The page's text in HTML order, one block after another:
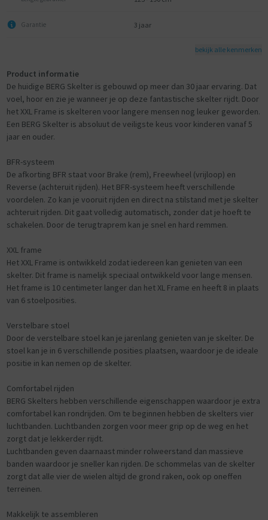
Garantie 3 jaar
bekijk alle kenmerken
Product informatie
De huidige BERG Skelter is gebouwd op meer dan 30 jaar ervaring. Dat
voel, hoor en zie je wanneer je op deze fantastische skelter rijdt. Door
het XXL Frame is skelteren voor langere mensen nog leuker geworden.
Een BERG Skelter is absoluut de veiligste keus voor kinderen vanaf 5
jaar en ouder.
BFR-systeem
De afkorting BFR staat voor Brake (rem), Freewheel (vrijloop) en
Reverse (achteruit rijden). Het BFR-systeem heeft verschillende
voordelen. Zo kan je vooruit rijden en direct na stilstand met je skelter
achteruit rijden. Dit gaat volledig automatisch, zonder dat je hoeft te
schakelen. Door de terugtraprem kan je snel en hard remmen.
XXL frame
Het XXL Frame is ontwikkeld zodat iedereen kan genieten van een
skelter. Dit frame is namelijk speciaal ontwikkeld voor lange mensen.
Het frame is 10 centimeter langer dan het XL Frame en heeft 8 in plaats
van 6 stoelposities.
Verstelbare stoel
Door de verstelbare stoel kan je jarenlang genieten van je skelter. De
stoel kan je in 6 verschillende posities plaatsen, waardoor je de ideale
positie in kan nemen op de skelter.
Comfortabel rijden
BERG Skelters hebben verschillende eigenschappen waardoor je extra
comfortabel kan rondrijden. Om te beginnen hebben de skelters vier
luchtbanden. Luchtbanden zorgen voor meer grip op de weg en het
zorgt dat je lekkerder rijdt.
Luchtbanden geven daarnaast minder rolweerstand dan massieve
banden waardoor je sneller kan rijden. De schommelas van de skelter
zorgt dat alle vier de wielen altijd de grond raken, ook op oneffen
terreinen.
Makkelijk te assembleren